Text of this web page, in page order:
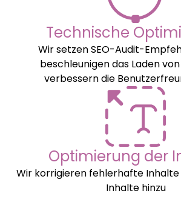
Technische
Wir setzen SEO-Audit-
beschleunigen das Laden
verbessern die
Optimierung der
Wir korrigieren fehlerhafte Inhalte
Inhalte hinzu